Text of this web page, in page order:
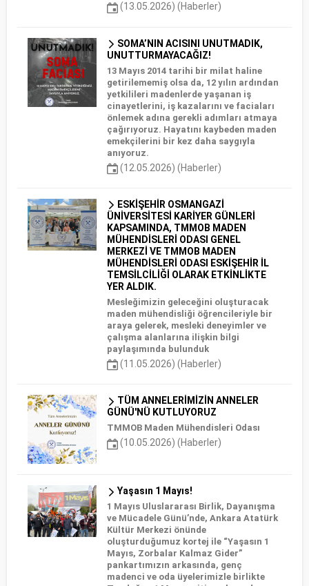
(13.05.2026) (Haberler)
SOMA’NIN ACISINI UNUTMADIK,
UNUTTURMAYACAĞIZ!
13 Mayıs 2014 tarihi bir milat haline
getirilememiş olsa da, 12 yılın ardından
yetkilileri madenlerde yaşanan iş
cinayetlerini, iş kazalarını ve faciaları
önlemek adına gerekli adımları atmaya
çağırıyoruz. Hayatını kaybeden maden
emekçilerini bir kez daha saygıyla
anıyoruz.
(12.05.2026) (Haberler)
ESKİŞEHİR OSMANGAZİ
ÜNİVERSİTESİ KARİYER GÜNLERİ
KAPSAMINDA, TMMOB MADEN
MÜHENDİSLERİ ODASI GENEL
MERKEZİ VE TMMOB MADEN
MÜHENDİSLERİ ODASI ESKİŞEHİR İL
TEMSİLCİLİĞİ OLARAK ETKİNLİKTE
YER ALDIK.
Mesleğimizin geleceğini oluşturacak
maden mühendisliği öğrencileriyle bir
araya gelerek, mesleki deneyimler ve
çalışma alanlarına ilişkin bilgi
paylaşımında bulunduk
(11.05.2026) (Haberler)
TÜM ANNELERİMİZİN ANNELER
GÜNÜ'NÜ KUTLUYORUZ
TMMOB Maden Mühendisleri Odası
(10.05.2026) (Haberler)
Yaşasın 1 Mayıs!
1 Mayıs Uluslararası Birlik, Dayanışma
ve Mücadele Günü’nde, Ankara Atatürk
Kültür Merkezi önünde
oluşturduğumuz kortej ile “Yaşasın 1
Mayıs, Zorbalar Kalmaz Gider”
pankartımızın arkasında, genç
madenci ve oda üyelerimizle birlikte